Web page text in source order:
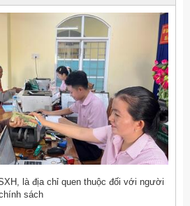
là địa chỉ quen thuộc đối với người
sách